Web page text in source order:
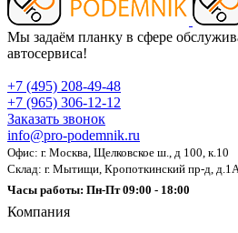
Мы задаём планку в сфере
автосервиса!
+7 (495) 208-49-48
+7 (965) 306-12-12
Заказать звонок
info@pro-podemnik.ru
Офис: г. Москва, Щелковское ш., д 100, к.10
Склад: г. Мытищи, Кропоткинский пр-д, д.1А
Часы работы: Пн-Пт 09:00 - 18:00
Компания